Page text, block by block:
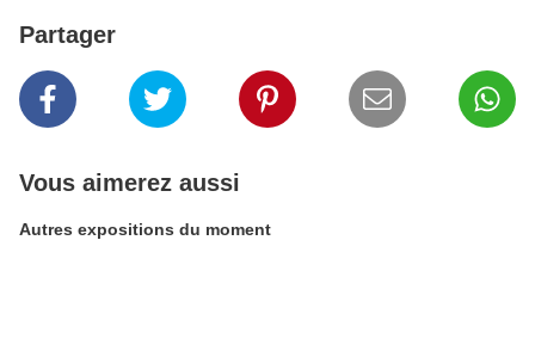
Partager
Vous aimerez aussi
Autres expositions du moment